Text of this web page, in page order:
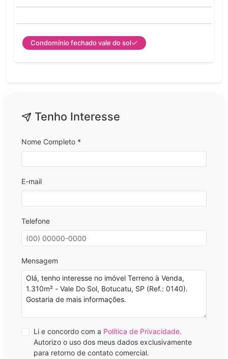
Condomínio fechado vale do sol
Tenho Interesse
Nome Completo *
E-mail
Telefone
Mensagem
Li e concordo com a Política de Privacidade.
Autorizo o uso dos meus dados exclusivamente
para retorno de contato comercial.